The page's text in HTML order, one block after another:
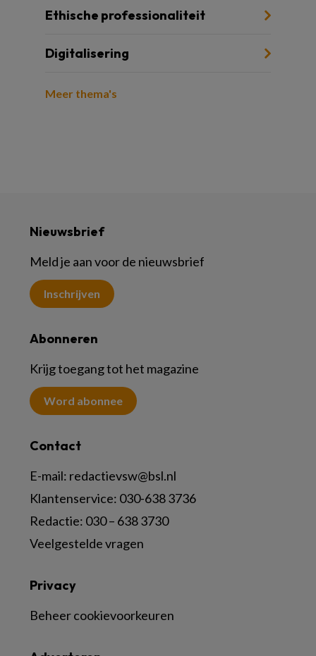
Ethische professionaliteit
Digitalisering
Meer thema's
Nieuwsbrief
Meld je aan voor de nieuwsbrief
Inschrijven
Abonneren
Krijg toegang tot het magazine
Word abonnee
Contact
E-mail: redactievsw@bsl.nl
Klantenservice: 030-638 3736
Redactie: 030 – 638 3730
Veelgestelde vragen
Privacy
Beheer cookievoorkeuren